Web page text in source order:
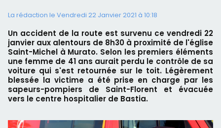
La rédaction le Vendredi 22 Janvier 2021 à 10:18
Un accident de la route est survenu ce vendredi 22
janvier aux alentours de 8h30 à proximité de l'église
Saint-Michel à Murato. Selon les premiers éléments
une femme de 41 ans aurait perdu le contrôle de sa
voiture qui s'est retournée sur le toit. Légèrement
blessée la victime a été prise en charge par les
sapeurs-pompiers de Saint-Florent et évacuée
vers le centre hospitalier de Bastia.